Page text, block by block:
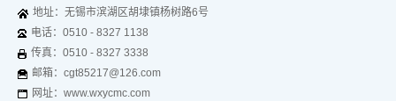
地址：无锡市滨湖区胡埭镇杨树路6号
电话：0510 - 8327 1138
传真：0510 - 8327 3338
邮箱：cgt85217@126.com
网址：www.wxycmc.com